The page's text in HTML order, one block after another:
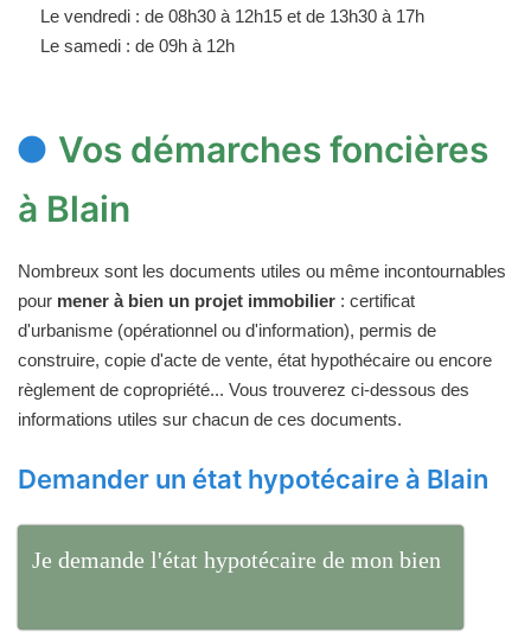
Le vendredi : de 08h30 à 12h15 et de 13h30 à 17h
Le samedi : de 09h à 12h
Vos démarches foncières
à Blain
Nombreux sont les documents utiles ou même incontournables
pour mener à bien un projet immobilier : certificat
d'urbanisme (opérationnel ou d'information), permis de
construire, copie d'acte de vente, état hypothécaire ou encore
règlement de copropriété... Vous trouverez ci-dessous des
informations utiles sur chacun de ces documents.
Demander un état hypotécaire à Blain
Je demande l'état hypotécaire de mon bien